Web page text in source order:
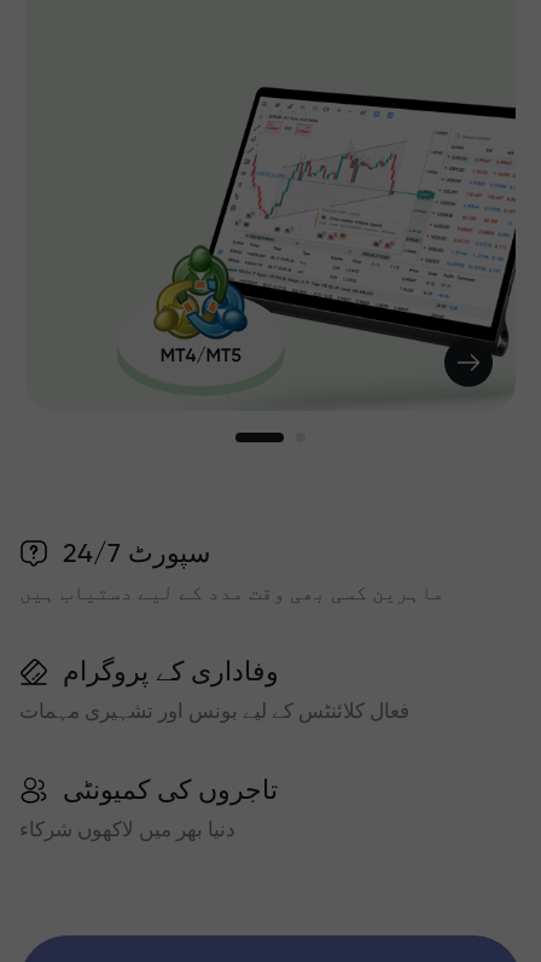
سپورٹ 24/7
ماہرین کسی بھی وقت مدد کے لیے دستیاب ہیں
وفاداری کے پروگرام
فعال کلائنٹس کے لیے بونس اور تشہیری مہمات
تاجروں کی کمیونٹی
دنیا بھر میں لاکھوں شرکاء